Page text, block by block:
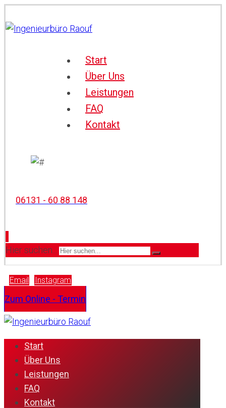
Start
Über Uns
Leistungen
FAQ
Kontakt
06131 - 60 88 148
Hier suchen...
Email Instagram
Zum Online - Termin
Start
Über Uns
Leistungen
FAQ
Kontakt